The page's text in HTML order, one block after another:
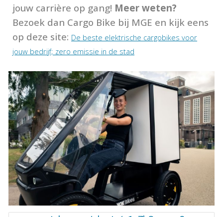
jouw carrière op gang! Meer weten?
Bezoek dan Cargo Bike bij MGE en kijk eens
op deze site: De beste elektrische cargobikes voor
jouw bedrijf; zero emissie in de stad